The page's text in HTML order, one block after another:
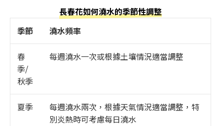
長春花如何澆水的季節性調整
季節
澆水頻率
春
季/
秋季
每週澆水一次或根據土壤情況適當調整
夏季
每週澆水兩次，根據天氣情況適當調整，特
別炎熱時可考慮每日澆水